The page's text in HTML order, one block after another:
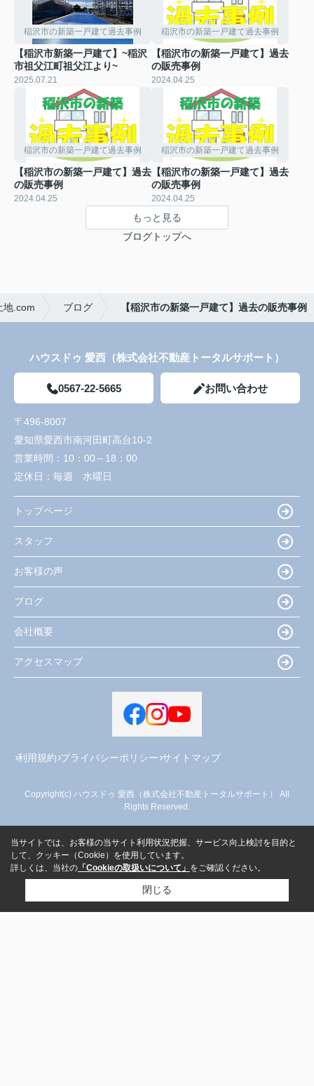
稲沢市の新築一戸建て過去事例
【稲沢市新築一戸建て】~稲沢
市祖父江町祖父江より~
2025.07.21
稲沢市の新築一戸建て過去事例
【稲沢市の新築一戸建て】過去
の販売事例
2024.04.25
稲沢市の新築一戸建て過去事例
【稲沢市の新築一戸建て】過去
の販売事例
2024.04.25
稲沢市の新築一戸建て過去事例
【稲沢市の新築一戸建て】過去
の販売事例
2024.04.25
もっと見る
ブログトップへ
地.com ブログ 【稲沢市の新築一戸建て】過去の販売事例
ハウスドゥ 愛西（株式会社不動産トータルサポート）
0567-22-5665 お問い合わせ
〒496-8007
愛知県愛西市南河田町高台10-2
営業時間： 10：00～18：00
定休日： 毎週 水曜日
トップページ
スタッフ
お客様の声
ブログ
会社概要
アクセスマップ
利用規約 プライバシーポリシー サイトマップ
Copyright(c) ハウスドゥ 愛西（株式会社不動産トータルサポート） All
Rights Reserved.
当サイトでは、お客様の当サイト利用状況把握、サービス向上検討を目的と
して、クッキー（Cookie）を使用しています。
詳しくは、当社の 「Cookieの取扱いについて」 をご確認ください。
閉じる